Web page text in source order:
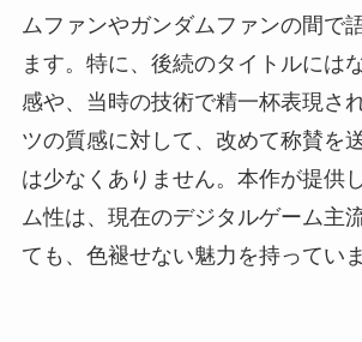
ムファンやガンダムファンの間で
ます。特に、後続のタイトルには
感や、当時の技術で精一杯表現さ
ツの質感に対して、改めて称賛を
は少なくありません。本作が提供
ム性は、現在のデジタルゲーム主
ても、色褪せない魅力を持っていま